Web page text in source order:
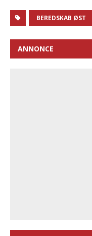
BEREDSKAB ØST
ANNONCE